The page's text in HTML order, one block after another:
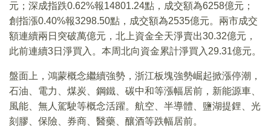
元；深成指跌0.62%報14801.24點，成交額為6258億元；
創指漲0.40%報3298.50點，成交額為2535億元。兩市成交
額連續兩日突破萬億元，北上資金全天淨賣出30.32億元，
此前連續3日淨買入。本周北向資金累計淨買入29.31億元。
盤面上，鴻蒙概念繼續強勢，浙江板塊強勢崛起掀漲停潮，
石油、電力、煤炭、鋼鐵、碳中和等漲幅居前，新能源車、
風能、無人駕駛等概念活躍。航空、半導體、鹽湖提鋰、光
刻膠、保險、券商、醫藥、釀酒等跌幅居前。